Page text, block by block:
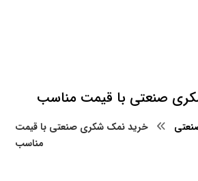
صنعتی با قیمت مناسب
خرید نمک شکری صنعتی با قیمت
مناسب